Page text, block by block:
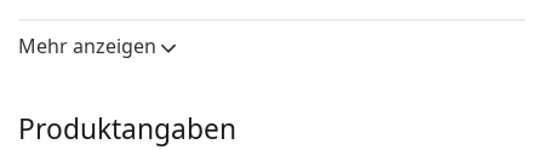
Sonnenbrillenkollektion von Levi's ist einzigartig und
wird von echten Modefans gesucht.
Frauen.
Mehr anzeigen
Produktangaben